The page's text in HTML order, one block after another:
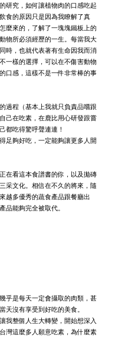
研究，如何讓植物肉的口感吃起
食的原因只是因為我瞭解了真
麼來的，了解了一塊塊鐵板上的
物所必須經歷的一生。每當我大
時，也就代表著有生命因我而消
一樣的選擇，可以在不傷害動物
口感，這樣不是一件非常棒的事
過程（基本上我就只負責品嚐跟
己在吃素，在鹿比用心研發跟嘗
都吃得驚呼聲連連！
足夠好吃，一定能夠讓更多人開
在看這本食譜書的你，以及拋磚
采文化。相信在不久的將來，隨
越多優秀的蔬食產品跟餐廳出
品能夠完全被取代。
乎是每天一定會攝取的肉類，甚
天沒有享受到好吃的美食。
我整個人生大轉變，開始想深入
灣這麼多人願意吃素，為什麼素